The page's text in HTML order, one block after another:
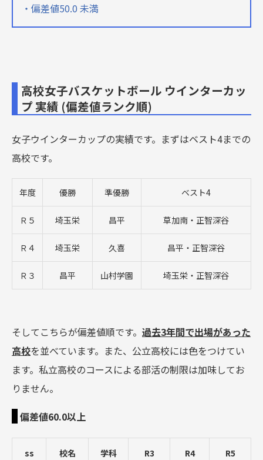
・偏差値50.0 未満
高校女子バスケットボール ウインターカッ
プ 実績 (偏差値ランク順)
女子ウインターカップの実績です。まずはベスト4までの
高校です。
年度 優勝 準優勝 ベスト4
Ｒ５ 埼玉栄 昌平 草加南・正智深谷
Ｒ４ 埼玉栄 久喜 昌平・正智深谷
Ｒ３ 昌平 山村学園 埼玉栄・正智深谷
そしてこちらが偏差値順です。 過去3年間で出場があった
高校を並べています。また、公立高校には色をつけてい
ます。私立高校のコースによる部活の制限は加味してお
りません。
偏差値60.0以上
ss 校名 学科 R3 R4 R5